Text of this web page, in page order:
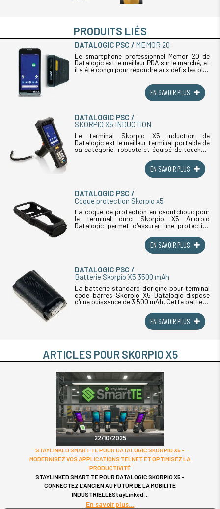
PRODUITS LIÉS
DATALOGIC PSC MEMOR 20
Le smartphone professionnel Memor 20 de
Datalogic est le meilleur PDA sur le marché, et
il a été conçu pour répondre aux défis les plus
EN SAVOIR PLUS
DATALOGIC PSC
SKORPIO X5 INDUCTION
Le terminal Skorpio X5 induction de
Datalogic est le meilleur terminal portable de
sa catégorie, robuste et équipé de touches,
Induction de Datalogic est léger, (...)
EN SAVOIR PLUS
DATALOGIC PSC
Coque protection Skorpio x5
La coque de protection en caoutchouc pour
le terminal durci Skorpio X5 Android
Datalogic permet d'assurer une protection
que le terminal professionnel résistant (...)
EN SAVOIR PLUS
DATALOGIC PSC
Batterie Skorpio X5 3500 mAh
La batterie standard d'origine pour terminal
code barres Skorpio X5 Datalogic dispose
d'une puissance de 3 500 mAh. Cette batterie
Skorpio X5 Datalogic avec (...)
EN SAVOIR PLUS
ARTICLES POUR SKORPIO X5
22/10/2025
STAYLINKED SMART TE POUR DATALOGIC SKORPIO X5 -
MODERNISEZ VOS APPLICATIONS TELNET ET OPTIMISEZ LA
PRODUCTIVITÉ
STAYLINKED SMART TE POUR DATALOGIC SKORPIO X5 -
CONNECTEZ L'ANCIEN AU FUTUR DE LA MOBILITÉ
INDUSTRIELLEStayLinked
En savoir plus